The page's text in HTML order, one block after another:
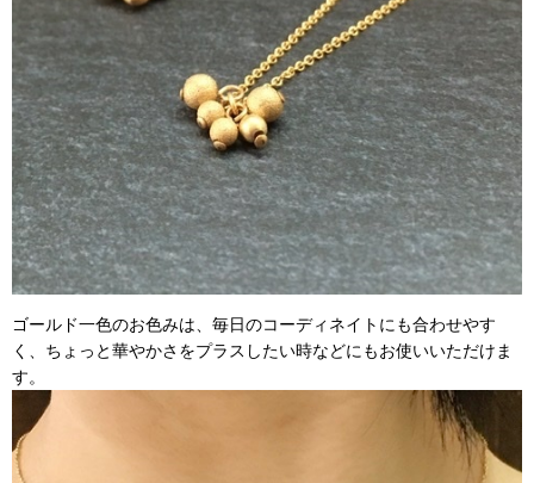
ゴールド一色のお色みは、毎日のコーディネイトにも合わせやす
く、ちょっと華やかさをプラスしたい時などにもお使いいただけま
す。